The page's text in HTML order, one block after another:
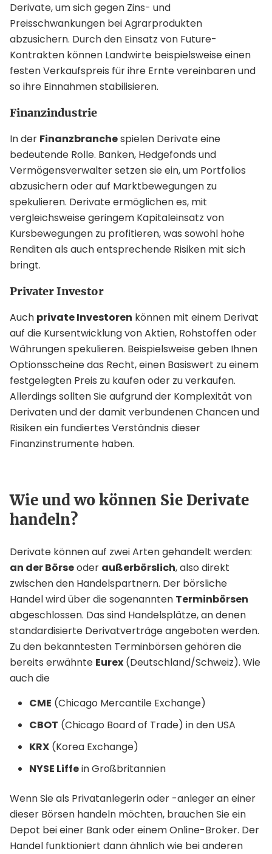
Derivate, um sich gegen Zins- und
Preisschwankungen bei Agrarprodukten
abzusichern. Durch den Einsatz von Future-
Kontrakten können Landwirte beispielsweise einen
festen Verkaufspreis für ihre Ernte vereinbaren und
so ihre Einnahmen stabilisieren.
Finanzindustrie
In der Finanzbranchespielen Derivate eine
bedeutende Rolle. Banken, Hedgefonds und
Vermögensverwalter setzen sie ein, um Portfolios
abzusichern oder auf Marktbewegungen zu
spekulieren. Derivate ermöglichen es, mit
vergleichsweise geringem Kapitaleinsatz von
Kursbewegungen zu profitieren, was sowohl hohe
Renditen als auch entsprechende Risiken mit sich
bringt.
Privater Investor
Auch private Investoren können mit einem Derivat
auf die Kursentwicklung von Aktien, Rohstoffen oder
Währungen spekulieren. Beispielsweise geben Ihnen
Optionsscheine das Recht, einen Basiswert zu einem
festgelegten Preis zu kaufen oder zu verkaufen.
Allerdings sollten Sie aufgrund der Komplexität von
Derivaten und der damit verbundenen Chancen und
Risiken ein fundiertes Verständnis dieser
Finanzinstrumente haben.
Wie und wo können Sie Derivate
handeln?
Derivate können auf zwei Arten gehandelt werden:
an der Börseoder außerbörslich, also direkt
zwischen den Handelspartnern. Der börsliche
Handel wird über die sogenannten Terminbörsen
abgeschlossen. Das sind Handelsplätze, an denen
standardisierte Derivatverträge angeboten werden.
Zu den bekanntesten Terminbörsen gehören die
bereits erwähnte Eurex (Deutschland/Schweiz). Wie
auch die
CME (Chicago Mercantile Exchange)
CBOT (Chicago Board of Trade) in den USA
KRX (Korea Exchange)
NYSE Liffein Großbritannien
Wenn Sie als Privatanlegerin oder -anleger an einer
dieser Börsen handeln möchten, brauchen Sie ein
Depot bei einer Bank oder einem Online-Broker. Der
Handel funktioniert dann ähnlich wie bei anderen